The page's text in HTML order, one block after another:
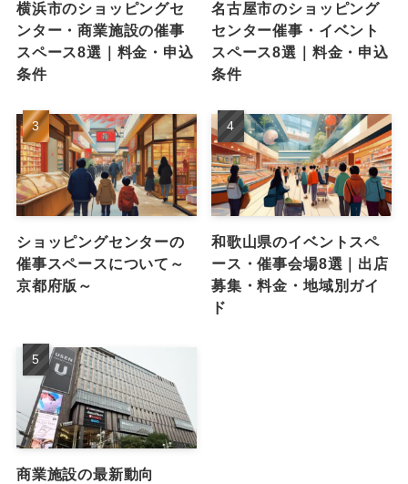
横浜市のショッピングセ
ンター・商業施設の催事
スペース8選｜料金・申込
条件
名古屋市のショッピング
センター催事・イベント
スペース8選｜料金・申込
条件
ショッピングセンターの
催事スペースについて～
京都府版～
和歌山県のイベントスペ
ース・催事会場8選｜出店
募集・料金・地域別ガイ
ド
商業施設の最新動向